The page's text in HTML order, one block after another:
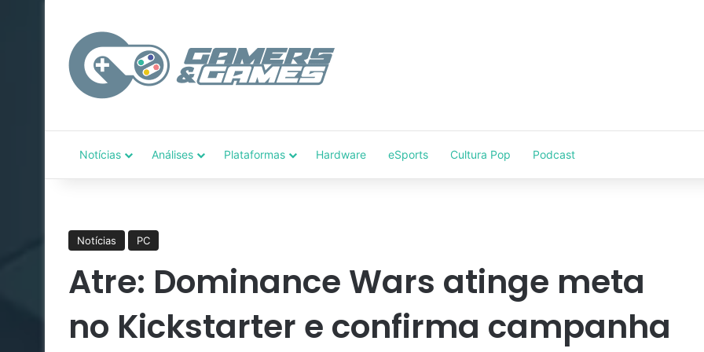
Notícias Análises Plataformas Hardware eSports Cultura Pop Podcast
Notícias PC
Atre: Dominance Wars atinge meta
no Kickstarter e confirma campanha